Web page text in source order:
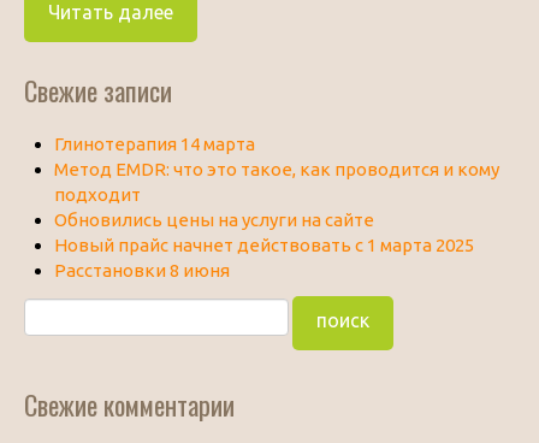
Читать далее
Свежие записи
Глинотерапия 14 марта
Метод EMDR: что это такое, как проводится и кому
подходит
Обновились цены на услуги на сайте
Новый прайс начнет действовать с 1 марта 2025
Расстановки 8 июня
Свежие комментарии